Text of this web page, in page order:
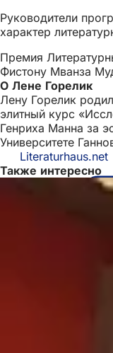
Руководители
характер
Премия
Фистону Мванза
О Лене Горелик
Лену Горелик
элитный курс
Генриха Манна за
Университете
Literaturhaus.net
Также интересно